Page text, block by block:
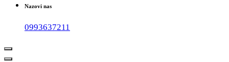
Nazovi nas
0993637211